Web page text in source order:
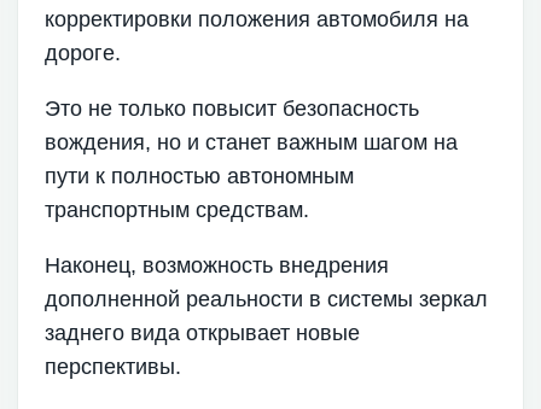
корректировки положения автомобиля на
дороге.
Это не только повысит безопасность
вождения, но и станет важным шагом на
пути к полностью автономным
транспортным средствам.
Наконец, возможность внедрения
дополненной реальности в системы зеркал
заднего вида открывает новые
перспективы.